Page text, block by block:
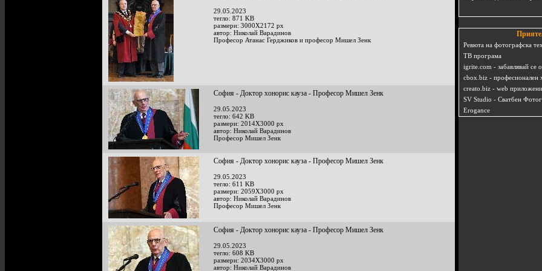
29.05.2023
тегло: 871 KB
размери: 3000X2172 px
автор: Николай Варадинов
Професор Атанас Герджиков и професор Мишел Зенк
София - Доктор хонорис кауза - Професор Мишел Зенк
29.05.2023
тегло: 642 KB
размери: 2014X3000 px
автор: Николай Варадинов
Професор Мишел Зенк
София - Доктор хонорис кауза - Професор Мишел Зенк
29.05.2023
тегло: 611 KB
размери: 2059X3000 px
автор: Николай Варадинов
Професор Мишел Зенк
София - Доктор хонорис кауза - Професор Мишел Зенк
29.05.2023
тегло: 608 KB
размери: 2034X3000 px
автор: Николай Варадинов
Ревюта на фотографска
ТВ програма
igrite.com - забавлявай се
cbox.biz - професионален
creato.biz - web
SV Studio - Сватбен
Erogance